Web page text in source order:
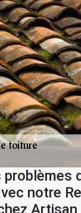
problèmes
notre
Artisan